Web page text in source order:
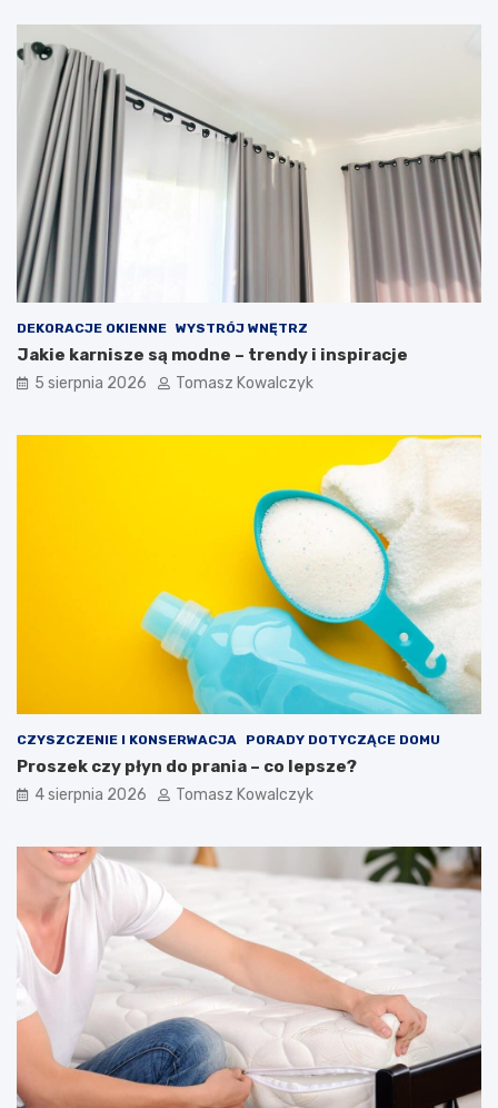
DEKORACJE OKIENNE WYSTRÓJ WNĘTRZ
Jakie karnisze są modne – trendy i inspiracje
5 sierpnia 2026 Tomasz Kowalczyk
CZYSZCZENIE I KONSERWACJA PORADY DOTYCZĄCE DOMU
Proszek czy płyn do prania – co lepsze?
4 sierpnia 2026 Tomasz Kowalczyk